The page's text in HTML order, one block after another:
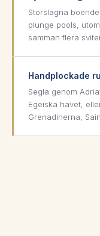
Storslagna
plunge pools,
samman flera
Handplockade
Segla genom
Egeiska havet,
Grenadinerna,